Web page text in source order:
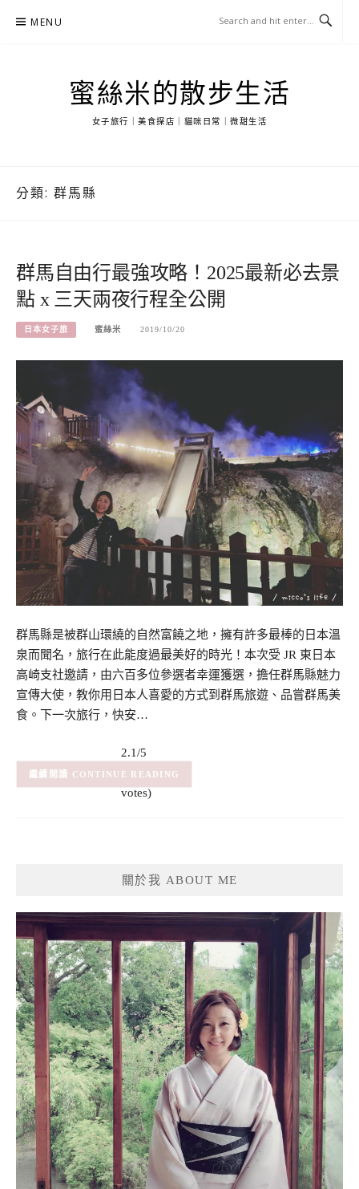
MENU
蜜絲米的散步生活
女子旅行｜美食探店｜貓咪日常｜微甜生活
分類: 群馬縣
群馬自由行最強攻略！2025最新必去景
點 x 三天兩夜行程全公開
日本女子旅 蜜絲米 2019/10/20
群馬縣是被群山環繞的自然富饒之地，擁有許多最棒的日本溫
泉而聞名，旅行在此能度過最美好的時光！本次受 JR 東日本
高崎支社邀請，由六百多位參選者幸運獲選，擔任群馬縣魅力
宣傳大使，教你用日本人喜愛的方式到群馬旅遊、品嘗群馬美
食。下一次旅行，快安…
2.1/5
– (7
votes)
(7) CONTINUE READING
關於我 ABOUT ME